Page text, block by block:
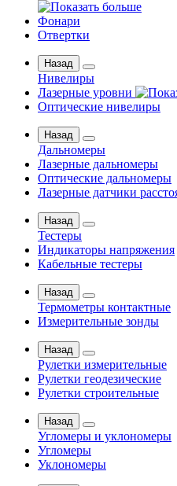
Фонари
Отвертки
Назад
Нивелиры
Лазерные уровни
Оптические нивелиры
Назад
Дальномеры
Лазерные дальномеры
Оптические дальномеры
Лазерные датчики
Назад
Тестеры
Индикаторы напряжения
Кабельные тестеры
Назад
Термометры контактные
Измерительные зонды
Назад
Рулетки измерительные
Рулетки геодезические
Рулетки строительные
Назад
Угломеры и уклономеры
Угломеры
Уклономеры